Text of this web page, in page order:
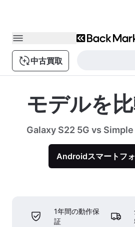
中古買取
モデルを
Galaxy S22 5G vs
Androidスマートフ
1年間の動作保
証